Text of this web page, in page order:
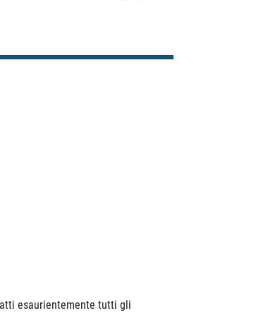
esaurientemente tutti gli